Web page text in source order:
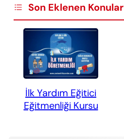
Son Eklenen Konular
İlk Yardım Eğitici
Eğitmenliği Kursu